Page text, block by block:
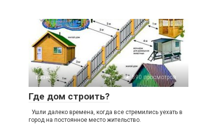
Бизнес 0 890 просмотров
Где дом строить?
Ушли далеко времена, когда все стремились уехать в
город на постоянное место жительство.